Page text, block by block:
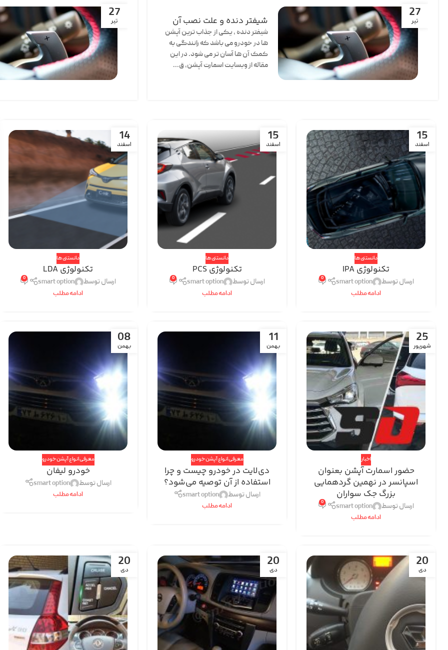
27
تیر شیفتر دنده و علت نصب آن
شیفتر دنده ، یکی از جذاب ترین آپشن
ها در خودرو می باشد که رانندگی به
کمک آن ها آسان تر می شود. در این
مقاله از وبسایت اسمارت آپشن، ق...
27
تیر
15
اسفند
دانستنی ها
تکنولوژی IPA
ارسال توسط smart option
0
ادامه مطلب
15
اسفند
دانستنی ها
تکنولوژی PCS
ارسال توسط smart option
0
ادامه مطلب
14
اسفند
دانستنی ها
تکنولوژی LDA
ارسال توسط smart option
0
ادامه مطلب
25
شهریور‍
اخبار
حضور اسمارت آپشن بعنوان
اسپانسر در نهمین گردهمایی
بزرگ جک سواران
ارسال توسط smart option
0
ادامه مطلب
11
بهمن
معرفی انواع آپشن خودرو
دی‌لایت در خودرو چیست و چرا
استفاده از آن توصیه می‌شود؟
ارسال توسط smart option
ادامه مطلب
08
بهمن
معرفی انواع آپشن خودرو
خودرو لیفان
ارسال توسط smart option
ادامه مطلب
20
دی
20
دی
20
دی